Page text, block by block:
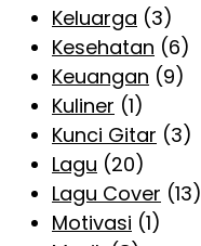
Keluarga (3)
Kesehatan (6)
Keuangan (9)
Kuliner (1)
Kunci Gitar (3)
Lagu (20)
Lagu Cover (13)
Motivasi (1)